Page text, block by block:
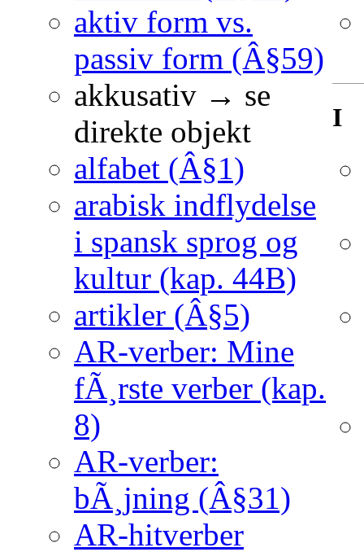
aktiv form vs.
passiv form (Â§59)
akkusativ → se
direkte objekt
alfabet (Â§1)
arabisk indflydelse
i spansk sprog og
kultur (kap. 44B)
artikler (Â§5)
AR-verber: Mine
fÃ¸rste verber (kap.
8)
AR-verber:
bÃ¸jning (Â§31)
AR-hitverber
I